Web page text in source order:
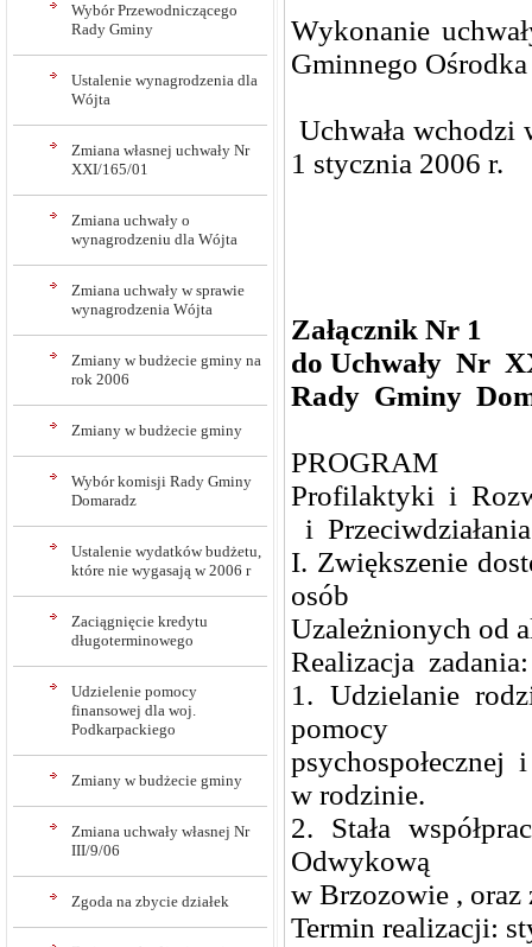
Wybór Przewodniczącego
Rady Gminy
Ustalenie wynagrodzenia dla
Wójta
Zmiana własnej uchwały Nr
XXI/165/01
Zmiana uchwały o
wynagrodzeniu dla Wójta
Zmiana uchwały w sprawie
wynagrodzenia Wójta
Zmiany w budżecie gminy na
rok 2006
Zmiany w budżecie gminy
Wybór komisji Rady Gminy
Domaradz
Ustalenie wydatków budżetu,
które nie wygasają w 2006 r
Zaciągnięcie kredytu
długoterminowego
Udzielenie pomocy
finansowej dla woj.
Podkarpackiego
Zmiany w budżecie gminy
Zmiana uchwały własnej Nr
III/9/06
Zgoda na zbycie działek
Wykonanie
Gminnego
Uchwała
1 stycznia 2006 r.
Załącznik Nr 1
do Uchwały Nr
Rady Gminy
PROGRAM
Profilaktyki i
i
I. Zwiększenie
osób
Uzależnionych od
Realizacja zadania:
1. Udzielanie
pomocy
psychospołecznej
w rodzinie.
2. Stała
Odwykową
w Brzozowie ,
Termin realizacji: